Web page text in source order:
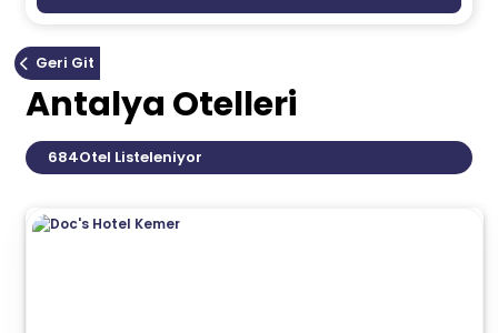
Geri Git
Antalya Otelleri
684Otel Listeleniyor